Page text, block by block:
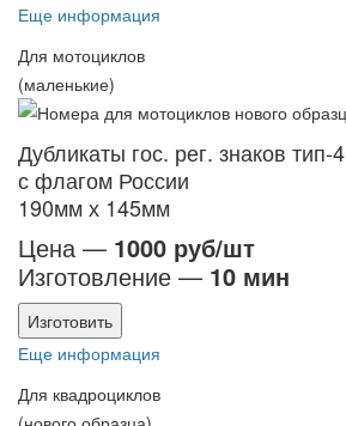
Еще информация
Для мотоциклов
(маленькие)
Дубликаты гос. рег. знаков тип-4
с флагом России
190мм х 145мм
Цена — 1000 руб/шт
Изготовление — 10 мин
Изготовить
Еще информация
Для квадроциклов